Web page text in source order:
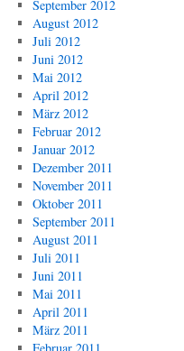
September 2012
August 2012
Juli 2012
Juni 2012
Mai 2012
April 2012
März 2012
Februar 2012
Januar 2012
Dezember 2011
November 2011
Oktober 2011
September 2011
August 2011
Juli 2011
Juni 2011
Mai 2011
April 2011
März 2011